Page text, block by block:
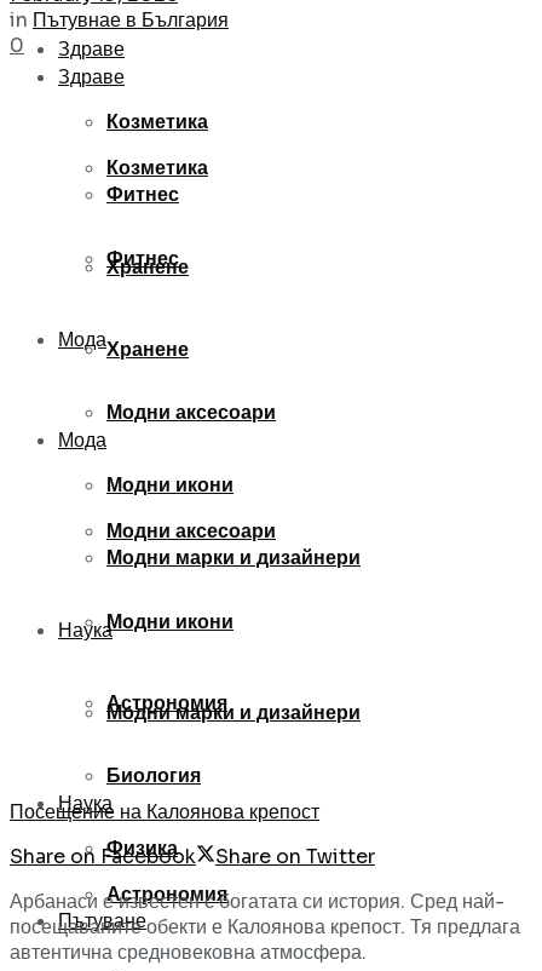
Здраве
Козметика
Фитнес
Хранене
Мода
Модни аксесоари
Модни икони
Модни марки и дизайнери
Наука
Астрономия
Здраве
Козметика
Фитнес
Хранене
Мода
Модни аксесоари
Модни икони
Модни марки и дизайнери
Наука
Астрономия
Биология
Физика
Пътуване
in Пътувнае в България
0
Посещение на Калоянова крепост
Share on Facebook
Share on Twitter
Арбанаси е известен с богатата си история. Сред най-
посещаваните обекти е Калоянова крепост. Тя предлага
автентична средновековна атмосфера.